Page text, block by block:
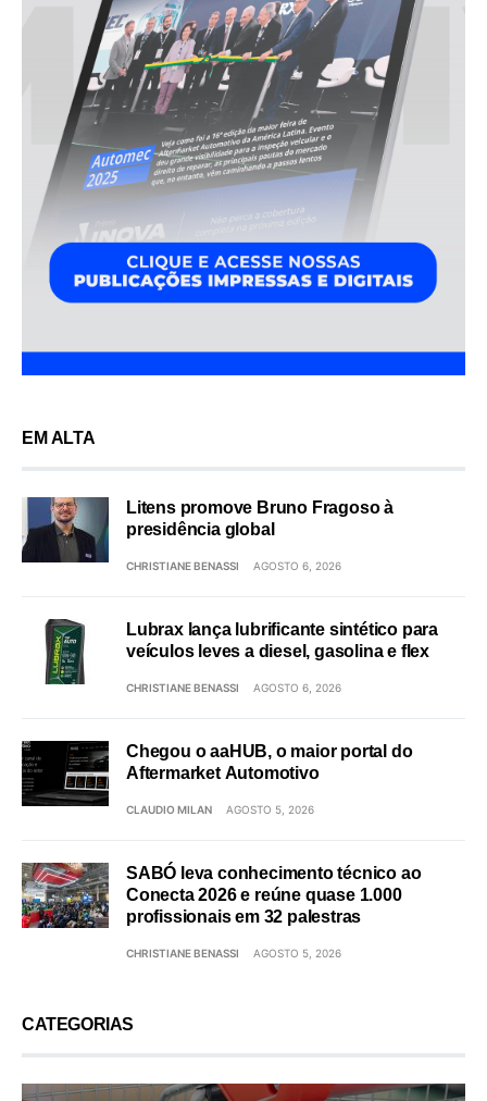
EM ALTA
Litens promove Bruno Fragoso à
presidência global
CHRISTIANE BENASSI AGOSTO 6, 2026
Lubrax lança lubrificante sintético para
veículos leves a diesel, gasolina e flex
CHRISTIANE BENASSI AGOSTO 6, 2026
Chegou o aaHUB, o maior portal do
Aftermarket Automotivo
CLAUDIO MILAN AGOSTO 5, 2026
SABÓ leva conhecimento técnico ao
Conecta 2026 e reúne quase 1.000
profissionais em 32 palestras
CHRISTIANE BENASSI AGOSTO 5, 2026
CATEGORIAS